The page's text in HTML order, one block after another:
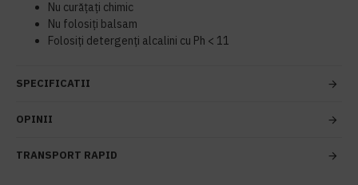
Nu curățați chimic
Nu folosiți balsam
Folosiți detergenți alcalini cu Ph < 11
SPECIFICATII
OPINII
TRANSPORT RAPID